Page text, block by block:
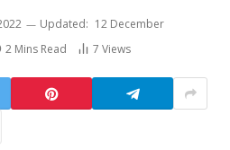
Updated: 12 December
2 Mins Read 7 Views